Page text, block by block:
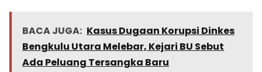
BACA JUGA: Kasus Dugaan Korupsi Dinkes
Bengkulu Utara Melebar, Kejari BU Sebut
Ada Peluang Tersangka Baru